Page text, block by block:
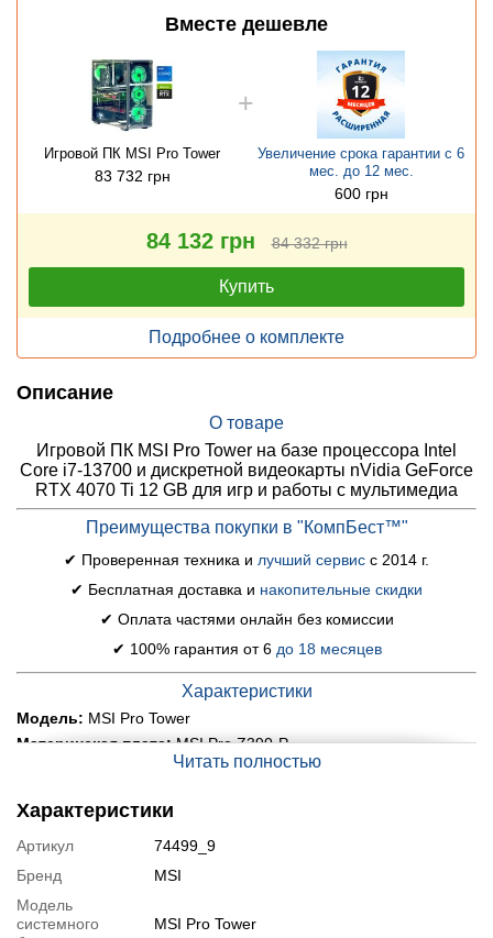
Вместе дешевле
Игровой ПК MSI Pro Tower
83 732 грн
Увеличение срока гарантии с 6
мес. до 12 мес.
600 грн
84 132 грн 84 332 грн
Купить
Подробнее о комплекте
Описание
О товаре
Игровой ПК MSI Pro Tower на базе процессора Intel
Core i7-13700 и дискретной видеокарты nVidia GeForce
RTX 4070 Ti 12 GB для игр и работы с мультимедиа
Преимущества покупки в "КомпБест™"
✔ Проверенная техника и лучший сервис с 2014 г.
✔ Бесплатная доставка и накопительные скидки
✔ Оплата частями онлайн без комиссии
✔ 100% гарантия от 6 до 18 месяцев
Характеристики
Модель: MSI Pro Tower
Материнская плата:MSI Pro Z390-P
Intel Core i7-13700 (16 (24) ядер по 2.1 - 5.2
Оперативная память:
Постоянная память: 1000 GB SSD + 1000 GB HDD
GDDR6, 192-bit
Порты:
LAN (RJ-45)
Читать полностью
Характеристики
Артикул
74499_9
Бренд
MSI
Модель
системного
MSI Pro Tower